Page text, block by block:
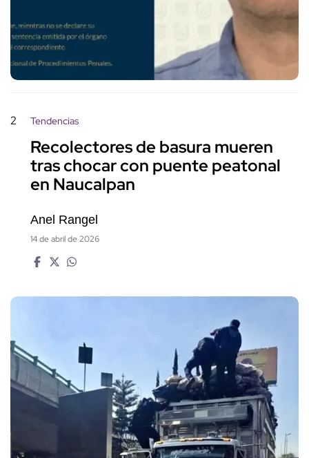
2 Tendencias
Recolectores de basura mueren
tras chocar con puente peatonal
en Naucalpan
Anel Rangel
14 de abril de 2026